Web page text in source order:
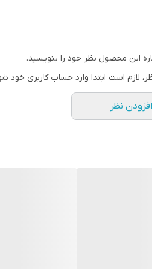
این محصول نظر خود را بنویسید.
لازم است ابتدا وارد حساب کاربری خود
افزودن نظر